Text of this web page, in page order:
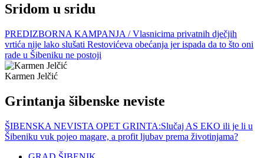
Sridom u sridu
PREDIZBORNA KAMPANJA / Vlasnicima privatnih dječjih
vrtića nije lako slušati Restovićeva obećanja jer ispada da to što oni
rade u Šibeniku ne postoji
Karmen Jelčić
Grintanja šibenske neviste
ŠIBENSKA NEVISTA OPET GRINTA:Slučaj AS EKO ili je li u
Šibeniku vuk pojeo magare, a profit ljubav prema životinjama?